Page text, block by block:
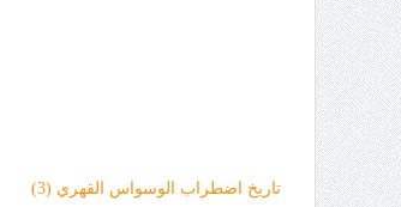
تاريخ اضطراب الوسواس القهري (3)